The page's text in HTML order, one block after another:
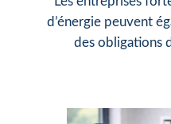
d’énergie peuvent
des obligations